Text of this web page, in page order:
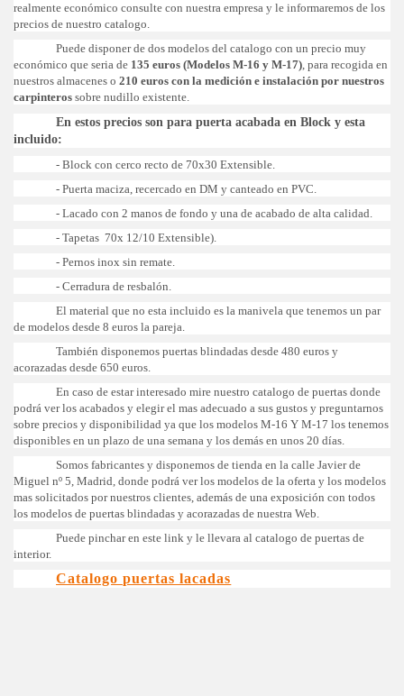
realmente económico consulte con nuestra empresa y le informaremos de los
precios de nuestro catalogo.
Puede disponer de dos modelos del catalogo con un precio muy
económico que seria de 135 euros (Modelos M-16 y M-17), para recogida en
nuestros almacenes o 210 euros con la medición e instalación por nuestros
carpinteros sobre nudillo existente.
En estos precios son para puerta acabada en Block y esta
incluido:
- Block con cerco recto de 70x30 Extensible.
- Puerta maciza, recercado en DM y canteado en PVC.
- Lacado con 2 manos de fondo y una de acabado de alta calidad.
- Tapetas 70x 12/10 Extensible).
- Pernos inox sin remate.
- Cerradura de resbalón.
El material que no esta incluido es la manivela que tenemos un par
de modelos desde 8 euros la pareja.
También disponemos puertas blindadas desde 480 euros y
acorazadas desde 650 euros.
En caso de estar interesado mire nuestro catalogo de puertas donde
podrá ver los acabados y elegir el mas adecuado a sus gustos y preguntarnos
sobre precios y disponibilidad ya que los modelos M-16 Y M-17 los tenemos
disponibles en un plazo de una semana y los demás en unos 20 días.
Somos fabricantes y disponemos de tienda en la calle Javier de
Miguel nº 5, Madrid, donde podrá ver los modelos de la oferta y los modelos
mas solicitados por nuestros clientes, además de una exposición con todos
los modelos de puertas blindadas y acorazadas de nuestra Web.
Puede pinchar en este link y le llevara al catalogo de puertas de
interior.
Catalogo puertas lacadas